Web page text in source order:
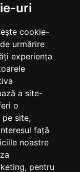
uri
cookie-
urmărire
experiența
a site-
o
pe site,
față
noastre
, pentru